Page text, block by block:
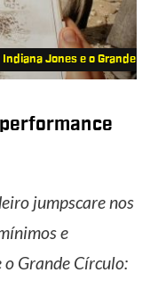
Jones e o Grande
jumpscare nos
e
o Grande Círculo: